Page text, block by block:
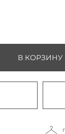
В КОРЗИНУ